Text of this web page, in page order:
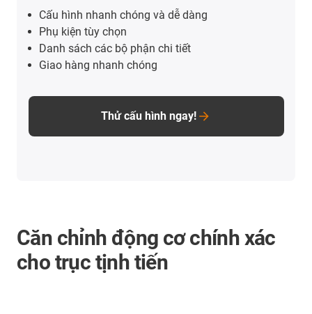
Cấu hình nhanh chóng và dễ dàng
Phụ kiện tùy chọn
Danh sách các bộ phận chi tiết
Giao hàng nhanh chóng
Thử cấu hình ngay!
Căn chỉnh động cơ chính xác
cho trục tịnh tiến